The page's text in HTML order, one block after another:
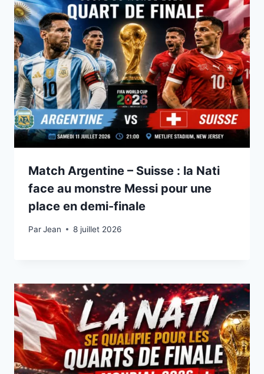
Match Argentine – Suisse : la Nati
face au monstre Messi pour une
place en demi-finale
ParJean
8 juillet 20268 juillet 2026